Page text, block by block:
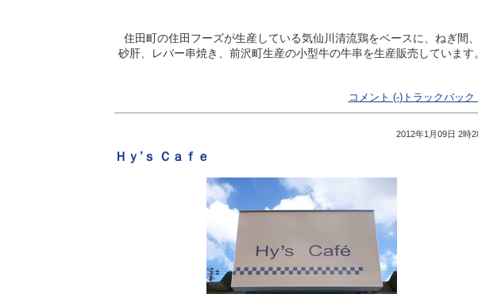
住田町の住田フーズが生産している気仙川清流鶏をベースに、ねぎ間、
砂肝、レバー串焼き、前沢町生産の小型牛の牛串を生産販売しています。
コメント (-)トラックバック
2012年1月09日 2時
Ｈｙ’ｓ Ｃａｆｅ